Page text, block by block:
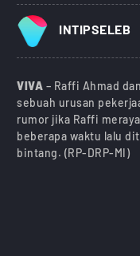
INTIPSELEB
VIVA – Raffi Ahmad
sebuah urusan
rumor jika Raffi
beberapa waktu lalu
bintang. (RP-DRP-MI)